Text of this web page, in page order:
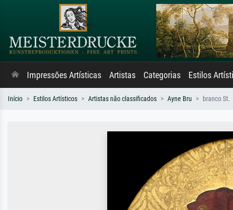
Impressões Artísticas Artistas Categorias Estilos
Início Estilos Artísticos Artistas não classificados Ayne Bru branco St.